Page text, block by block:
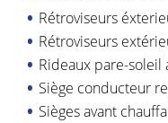
Rétroviseurs
Rétroviseurs
Rideaux pare-soleil
Siège conducteur
Sièges avant